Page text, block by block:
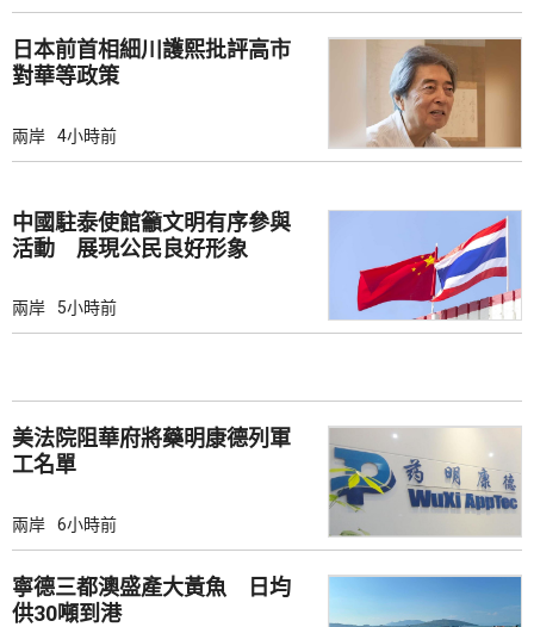
日本前首相細川護熙批評高市
對華等政策
兩岸 4小時前
中國駐泰使館籲文明有序參與
活動 展現公民良好形象
兩岸 5小時前
美法院阻華府將藥明康德列軍
工名單
兩岸 6小時前
寧德三都澳盛產大黃魚 日均
供30噸到港